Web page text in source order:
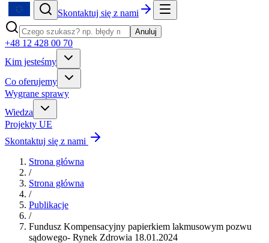
Skontaktuj się z nami
Anuluj
+48 12 428 00 70
Kim jesteśmy
Co oferujemy
Wygrane sprawy
Wiedza
Projekty UE
Skontaktuj się z nami
Strona główna
/
Strona główna
/
Publikacje
/
Fundusz Kompensacyjny papierkiem lakmusowym pozwu
sądowego- Rynek Zdrowia 18.01.2024